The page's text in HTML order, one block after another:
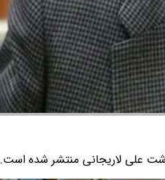
علی لاریجانی منتشر شده است.